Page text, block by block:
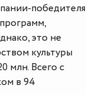
победителя
это не
культуры
млн. Всего с
в 94